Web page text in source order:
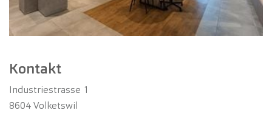
Kontakt
Industriestrasse 1
8604Volketswil